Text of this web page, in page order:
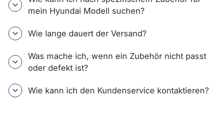
mein Hyundai Modell suchen?
Wie lange dauert der Versand?
Was mache ich, wenn ein Zubehör nicht passt
oder defekt ist?
Wie kann ich den Kundenservice kontaktieren?